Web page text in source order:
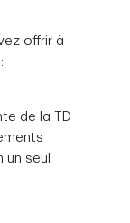
offrir à
de la TD
seul